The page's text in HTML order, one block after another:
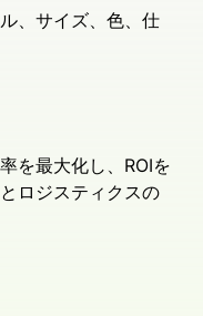
、サイズ、色、仕
を最大化し、ROIを
ロジスティクスの